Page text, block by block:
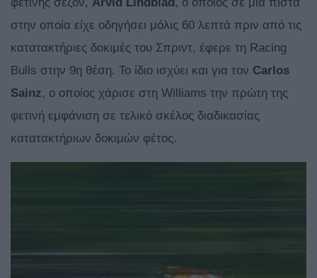
στην οποία είχε οδηγήσει μόλις 60 λεπτά πριν από τις
κατατακτήριες δοκιμές του Σπριντ, έφερε τη Racing
Bulls στην 9η θέση. Το ίδιο ισχύει και για τον Carlos
Sainz, ο οποίος χάρισε στη Williams την πρώτη της
φετινή εμφάνιση σε τελικό σκέλος διαδικασίας
κατατακτήριων δοκιμών φέτος.